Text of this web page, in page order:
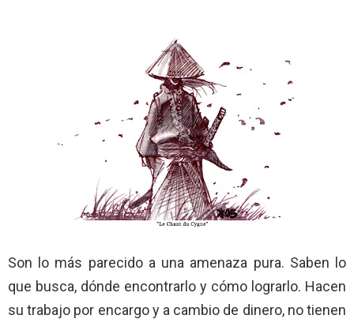
Son lo más parecido a una amenaza pura. Saben lo
que busca, dónde encontrarlo y cómo lograrlo. Hacen
su trabajo por encargo y a cambio de dinero, no tienen